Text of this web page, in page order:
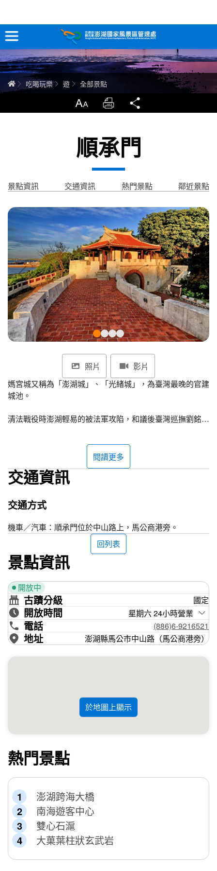
跳
到
主
要
內
容
訊息專區
關於澎湖
環境教育網 行政資訊網
RSS 臉書粉絲團
首長信箱 English
日本語 Tiếng Việt
ไทย Bahasa indonesia
全部景點
首頁吃喝玩樂 遊 全部景點
放大 列印
順承門
景點資訊 交通資訊 熱門景點 鄰近景點
照片
影片
媽宮城又稱為「澎湖城」、「光緒城」，為臺灣最晚的官建
城池。
清法戰役時澎湖輕易的被法軍攻陷，和議後臺灣巡撫劉銘傳
池之必要，遂由當時澎湖總兵吳宏洛監造，於光緒15年（1
媽宮城設有六門，朝陽門（東門，已拆除）、即敍門（小南
門，已拆除）、拱辰門（北門，已拆除）、迎薰門（南門，
已拆除），大西門（今中興門）及順承門為現今僅存的媽宮
城遺址（國定古蹟），若想要眺望馬公港的美景，登上順承
門的敵樓是不錯的選擇哦!
閱讀更多
交通資訊
交通方式
機車／汽車：順承門位於中山路上，馬公商港旁。
回列表
景點資訊
開放中
古蹟分級 國定
開放時間 星期六 24小時營業
電話 (886)6-9216521
地址 澎湖縣馬公市中山路（馬公商港旁）
於地圖上顯示
熱門景點
澎湖跨海大橋
南海遊客中心
雙心石滬
大菓葉柱狀玄武岩